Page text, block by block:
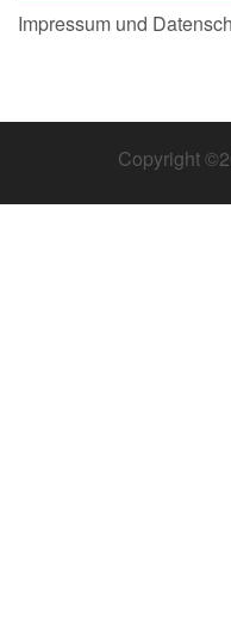
Impressum und
Copyright